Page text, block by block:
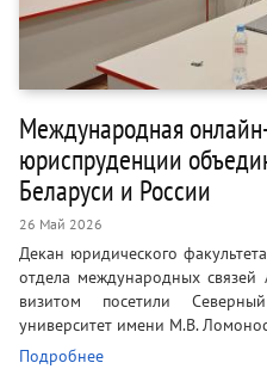
Международная
юриспруденции
Беларуси и России
26 Май 2026
Декан юридического
отдела международных связей
визитом посетили
университет имени М.В.
Подробнее